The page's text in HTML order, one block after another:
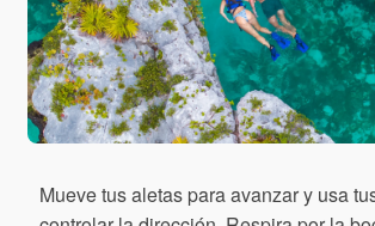
Mueve tus aletas para avanzar y usa